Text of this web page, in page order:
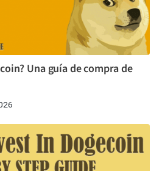
Una guía de compra de